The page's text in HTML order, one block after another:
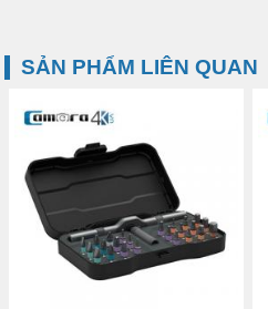
Là một phụ kiện rời, mang trên
thông dụng. Các Hub chuyển
hỗ trợ cho công việc của bạn
hơn, cũng như giúp chiếc
được hết sức mạnh của mình.
SẢN PHẨM LIÊN QUAN